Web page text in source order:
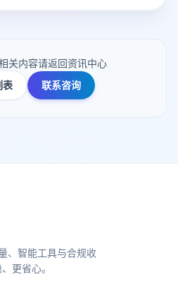
关内容请返回资讯中心
联系咨询
、智能工具与合规收
更省心。